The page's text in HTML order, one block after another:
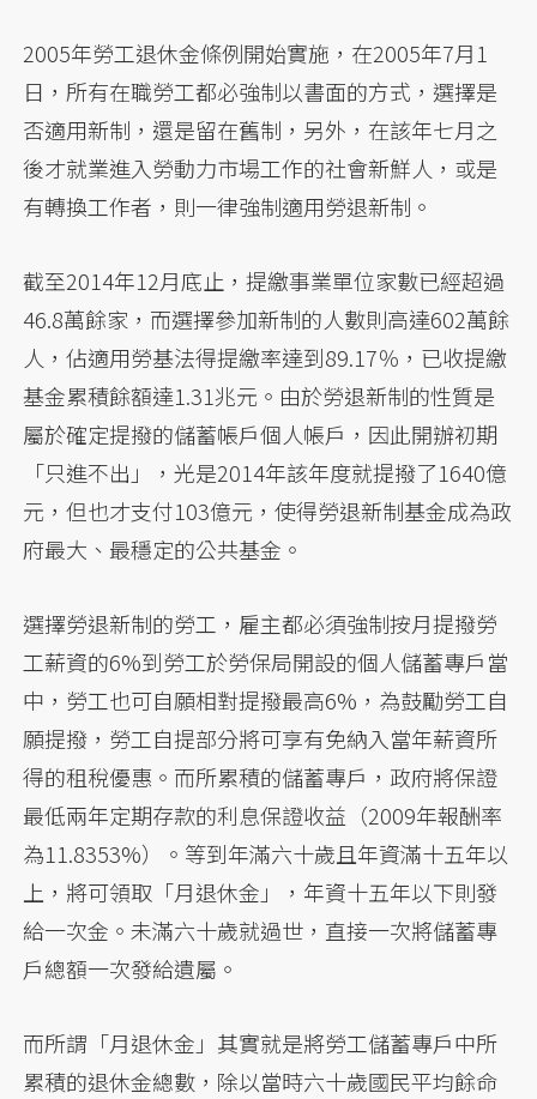
2005年勞工退休金條例開始實施，在2005年7月1
日，所有在職勞工都必強制以書面的方式，選擇是
否適用新制，還是留在舊制，另外，在該年七月之
後才就業進入勞動力市場工作的社會新鮮人，或是
有轉換工作者，則一律強制適用勞退新制。
截至2014年12月底止，提繳事業單位家數已經超過
46.8萬餘家，而選擇參加新制的人數則高達602萬餘
人，佔適用勞基法得提繳率達到89.17％，已收提繳
基金累積餘額達1.31兆元。由於勞退新制的性質是
屬於確定提撥的儲蓄帳戶個人帳戶，因此開辦初期
「只進不出」，光是2014年該年度就提撥了1640億
元，但也才支付103億元，使得勞退新制基金成為政
府最大、最穩定的公共基金。
選擇勞退新制的勞工，雇主都必須強制按月提撥勞
工薪資的6%到勞工於勞保局開設的個人儲蓄專戶當
中，勞工也可自願相對提撥最高6%，為鼓勵勞工自
願提撥，勞工自提部分將可享有免納入當年薪資所
得的租稅優惠。而所累積的儲蓄專戶，政府將保證
最低兩年定期存款的利息保證收益（2009年報酬率
為11.8353%）。等到年滿六十歲且年資滿十五年以
上，將可領取「月退休金」，年資十五年以下則發
給一次金。未滿六十歲就過世，直接一次將儲蓄專
戶總額一次發給遺屬。
而所謂「月退休金」其實就是將勞工儲蓄專戶中所
累積的退休金總數，除以當時六十歲國民平均餘命